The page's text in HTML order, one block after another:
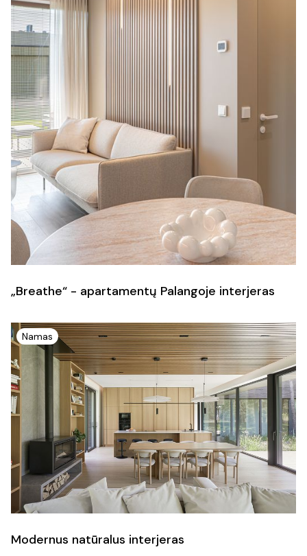
„Breathe“ - apartamentų Palangoje interjeras
Namas
Modernus natūralus interjeras